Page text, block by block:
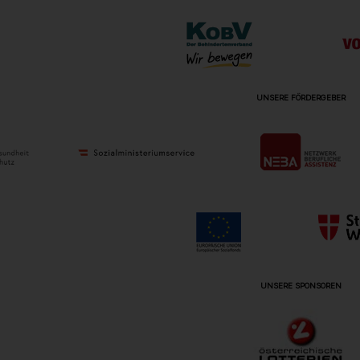
UNSERE FÖRDERGEBER
UNSERE SPONSOREN